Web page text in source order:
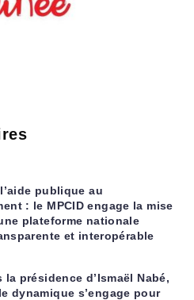
publique au
: le MPCID engage la mise
plateforme nationale
et interopérable
la présidence d’Ismaël Nabé,
dynamique s’engage pour